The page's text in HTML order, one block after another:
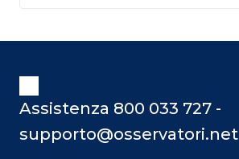
Assistenza 800 033 727 -
supporto@osservatori.net